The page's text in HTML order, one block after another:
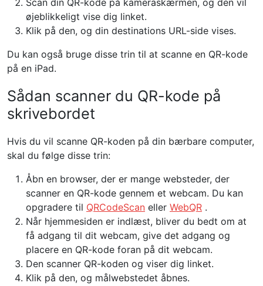
Scan din QR-kode på kameraskærmen, og den vil
øjeblikkeligt vise dig linket.
Klik på den, og din destinations URL-side vises.
Du kan også bruge disse trin til at scanne en QR-kode
på en iPad.
Sådan scanner du QR-kode på
skrivebordet
Hvis du vil scanne QR-koden på din bærbare computer,
skal du følge disse trin:
Åbn en browser, der er mange websteder, der
scanner en QR-kode gennem et webcam. Du kan
opgradere til QRCodeScan eller WebQR .
Når hjemmesiden er indlæst, bliver du bedt om at
få adgang til dit webcam, give det adgang og
placere en QR-kode foran på dit webcam.
Den scanner QR-koden og viser dig linket.
Klik på den, og målwebstedet åbnes.